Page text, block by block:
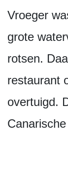
Vroeger
grote
rotsen.
restaurant
overtuigd.